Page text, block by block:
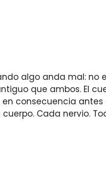
algo anda mal: no
que ambos. El
consecuencia antes
Cada nervio.